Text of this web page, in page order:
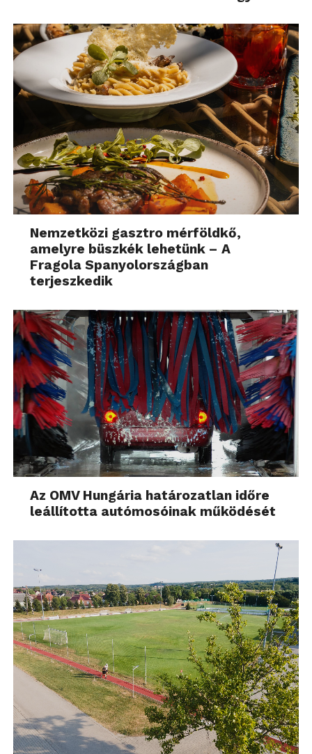
Nemzetközi gasztro mérföldkő,
amelyre büszkék lehetünk – A
Fragola Spanyolországban
terjeszkedik
Az OMV Hungária határozatlan időre
leállította autómosóinak működését